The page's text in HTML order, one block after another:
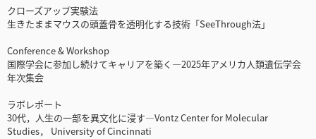
クローズアップ実験法
生きたままマウスの頭蓋骨を透明化する技術「SeeThrough法」
Conference & Workshop
国際学会に参加し続けてキャリアを築く―2025年アメリカ人類遺伝学会
年次集会
ラボレポート
30代，人生の一部を異文化に浸す―Vontz Center for Molecular
Studies， University of Cincinnati